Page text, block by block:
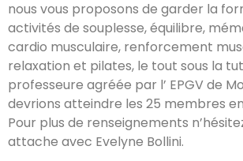
nous vous proposons de garder la
activités de souplesse, équilibre,
cardio musculaire, renforcement
relaxation et pilates, le tout sous la
professeure agréée par l’ EPGV de
devrions atteindre les 25 membres
Pour plus de renseignements
attache avec Evelyne Bollini.